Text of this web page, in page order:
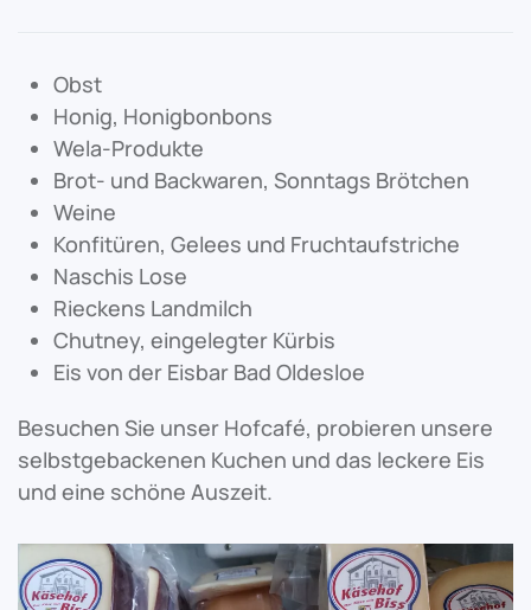
Obst
Honig, Honigbonbons
Wela-Produkte
Brot- und Backwaren, Sonntags Brötchen
Weine
Konfitüren, Gelees und Fruchtaufstriche
Naschis Lose
Rieckens Landmilch
Chutney, eingelegter Kürbis
Eis von der Eisbar Bad Oldesloe
Besuchen Sie unser Hofcafé, probieren unsere
selbstgebackenen Kuchen und das leckere Eis
und eine schöne Auszeit.